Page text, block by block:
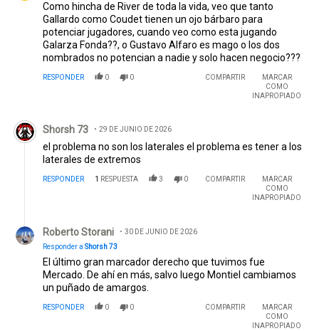
Como hincha de River de toda la vida, veo que tanto
Gallardo como Coudet tienen un ojo bárbaro para
potenciar jugadores, cuando veo como esta jugando
Galarza Fonda??, o Gustavo Alfaro es mago o los dos
nombrados no potencian a nadie y solo hacen negocio???
RESPONDER 0 0 COMPARTIR
MARCAR
COMO
INAPROPIADO
Comentario de Shorsh 73.
Shorsh 73 29 DE JUNIO DE 2026
el problema no son los laterales el problema es tener a los
laterales de extremos
RESPONDER 1 RESPUESTA 3 0 COMPARTIR
MARCAR
COMO
INAPROPIADO
Roberto Storani
30 DE JUNIO DE 2026
Responder a Shorsh 73
El último gran marcador derecho que tuvimos fue
Mercado. De ahí en más, salvo luego Montiel cambiamos
un puñado de amargos.
RESPONDER 0 0 COMPARTIR
MARCAR
COMO
INAPROPIADO